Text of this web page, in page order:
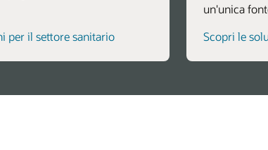
per il settore sanitario
un'unica
Scopri le